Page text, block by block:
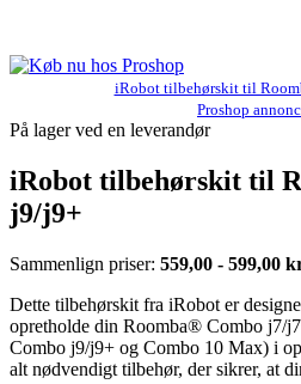
iRobot tilbehørskit til
Proshop
På lager ved en leverandør
iRobot tilbehørskit til
j9/j9+
Sammenlign priser: 559,00 - 599,00
Dette tilbehørskit fra iRobot er
opretholde din Roomba® Combo j7/
Combo j9/j9+ og Combo 10 Max) i
alt nødvendigt tilbehør, der sikrer, at